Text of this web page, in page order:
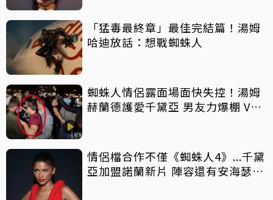
「猛毒最終章」最佳完結篇！湯姆
哈迪放話：想戰蜘蛛人
蜘蛛人情侶露面場面快失控！湯姆
赫蘭德護愛千黛亞 男友力爆棚 VS
情侶檔合作不僅《蜘蛛人4》...千黛
亞加盟諾蘭新片 陣容還有安海瑟